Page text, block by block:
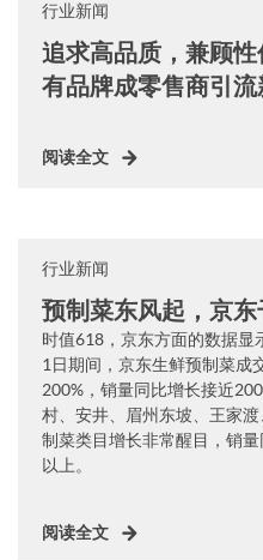
行业新闻
追求高品质，兼顾
有品牌成零售商引
阅读全文
行业新闻
预制菜东风起，京
时值618，京东方面的数据显
1日期间，京东生鲜预制菜成
200%，销量同比增长接近
村、安井、眉州东坡、王家
制菜类目增长非常醒目，销
以上。
阅读全文